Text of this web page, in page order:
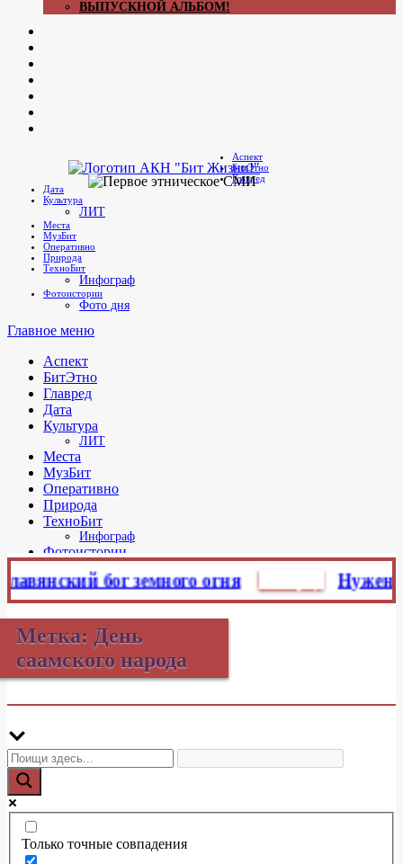
ВЫПУСКНОЙ АЛЬБОМ!
Telegram
Бит Жизни!
Агентство культурных новостей
Аспект
БитЭтно
Главред
Дата
Культура
ЛИТ
Места
МузБит
Оперативно
Природа
ТехноБит
Инфограф
Фотоистории
Фото дня
Главное меню
Аспект
БитЭтно
Главред
Дата
Культура
ЛИТ
Места
МузБит
Оперативно
Природа
ТехноБит
Инфограф
Фотоистории
бог земного огня Главред Нужен ли
Метка: День
саамского народа
Только точные совпадения